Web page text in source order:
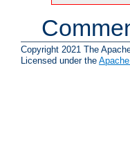
Copyright 2021 The
Licensed under the